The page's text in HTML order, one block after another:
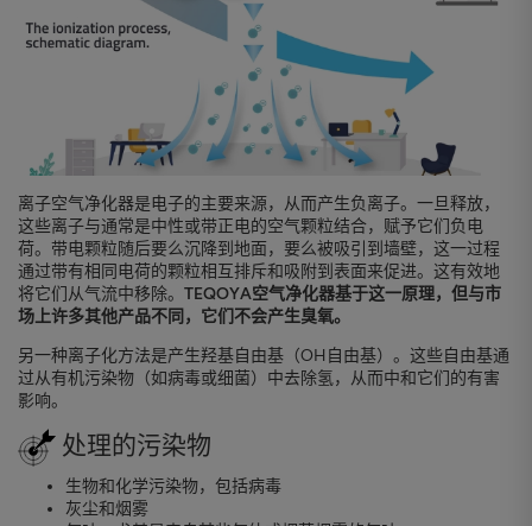
离子空气净化器是电子的主要来源，从而产生负离子。一旦释放，
这些离子与通常是中性或带正电的空气颗粒结合，赋予它们负电
荷。带电颗粒随后要么沉降到地面，要么被吸引到墙壁，这一过程
通过带有相同电荷的颗粒相互排斥和吸附到表面来促进。这有效地
将它们从气流中移除。 TEQOYA空气净化器基于这一原理，但与市
场上许多其他产品不同，它们不会产生臭氧。
另一种离子化方法是产生羟基自由基（OH自由基）。这些自由基通
过从有机污染物（如病毒或细菌）中去除氢，从而中和它们的有害
影响。
处理的污染物
生物和化学污染物，包括病毒
灰尘和烟雾